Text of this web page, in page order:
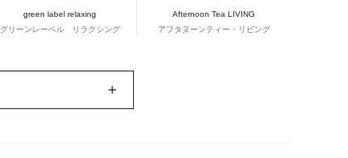
green label relaxing
グリーンレーベル リラクシング
Afternoon Tea LIVING
アフタヌーンティー・リビング